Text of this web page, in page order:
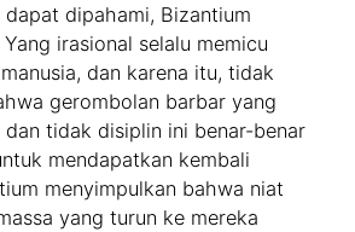
dipahami, Bizantium
irasional selalu memicu
dan karena itu, tidak
gerombolan barbar yang
tidak disiplin ini benar-benar
mendapatkan kembali
menyimpulkan bahwa niat
yang turun ke mereka